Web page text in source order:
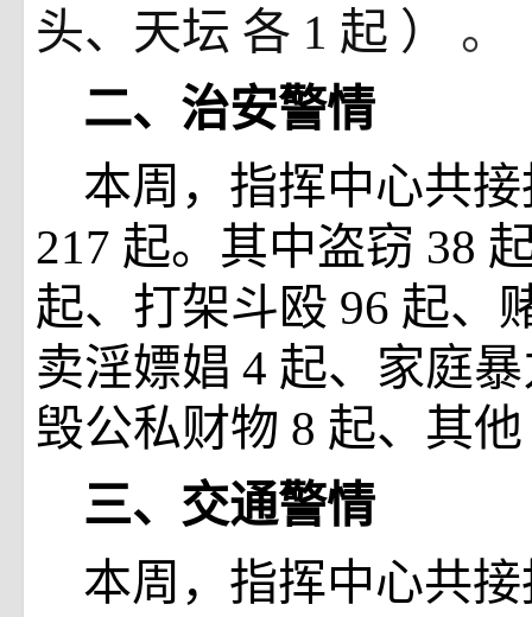
头、天坛 各 1 起 ） 。
二、治安警情
本周，指挥中心共
217 起。其中盗窃 38
起、打架斗殴 96 起、
卖淫嫖娼 4 起、家庭
毁公私财物 8 起、其
三、交通警情
本周，指挥中心共